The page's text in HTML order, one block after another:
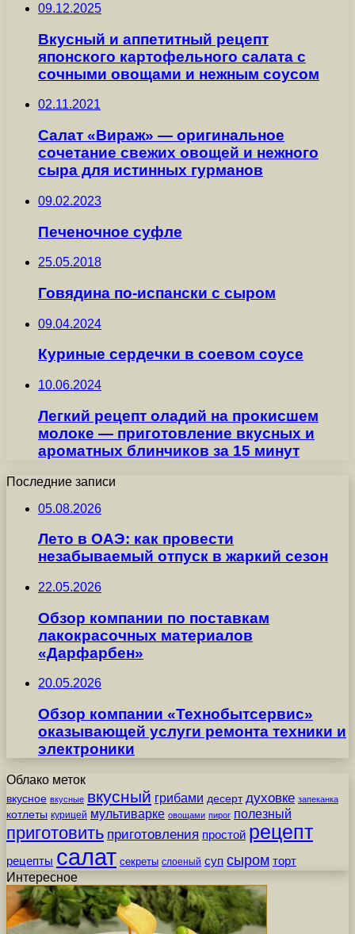
09.12.2025
Вкусный и аппетитный рецепт
японского картофельного салата с
сочными овощами и нежным соусом
02.11.2021
Салат «Вираж» — оригинальное
сочетание свежих овощей и нежного
сыра для истинных гурманов
09.02.2023
Печеночное суфле
25.05.2018
Говядина по-испански с сыром
09.04.2024
Куриные сердечки в соевом соусе
10.06.2024
Легкий рецепт оладий на прокисшем
молоке — приготовление вкусных и
ароматных блинчиков за 15 минут
Последние записи
05.08.2026
Лето в ОАЭ: как провести
незабываемый отпуск в жаркий сезон
22.05.2026
Обзор компании по поставкам
лакокрасочных материалов
«Дарфарбен»
20.05.2026
Обзор компании «Технобытсервис»
оказывающей услуги ремонта техники и
электроники
Облако меток
вкусное вкусные вкусный грибами десерт духовке запеканка
котлеты курицей мультиварке овощами пирог полезный
приготовить приготовления простой рецепт
рецепты салат секреты слоеный суп сыром торт
Интересное